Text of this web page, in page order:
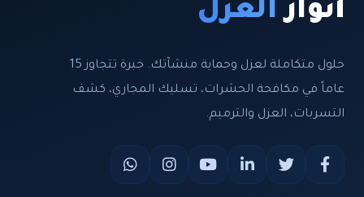
أنوار العزل
حلول متكاملة لعزل وحماية منشآتك. خبرة تتجاوز 15
عاماً في مكافحة الحشرات، تسليك المجاري، كشف
التسربات، العزل والترميم.